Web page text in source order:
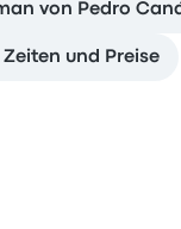
von Pedro
und Preise